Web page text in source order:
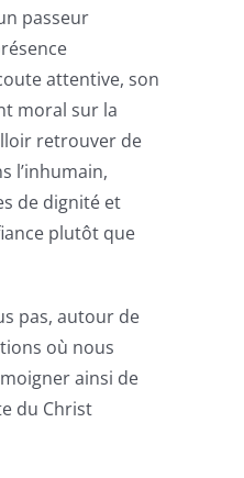
passeur
attentive, son
moral sur la
retrouver de
l’inhumain,
de dignité et
plutôt que
pas, autour de
où nous
ainsi de
du Christ